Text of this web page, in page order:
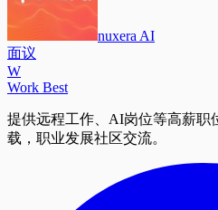
nuxera AI
面议
W
Work Best
提供远程工作、AI岗位等高薪职
载，职业发展社区交流。